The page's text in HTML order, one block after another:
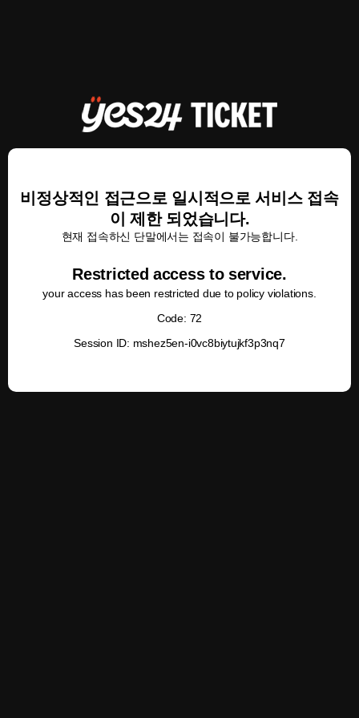
비정상적인 접근으로 일시적으로 서비스 접속
이 제한 되었습니다.
현재 접속하신 단말에서는 접속이 불가능합니다.
Restricted access to service.
your access has been restricted due to policy violations.
Code: 72
Session ID: mshez5en-i0vc8biytujkf3p3nq7